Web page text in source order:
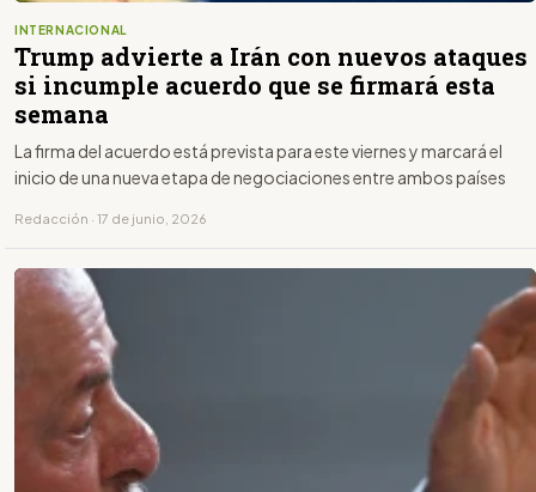
INTERNACIONAL
Trump advierte a Irán con nuevos ataques
si incumple acuerdo que se firmará esta
semana
La firma del acuerdo está prevista para este viernes y marcará el
inicio de una nueva etapa de negociaciones entre ambos países
Redacción · 17 de junio, 2026